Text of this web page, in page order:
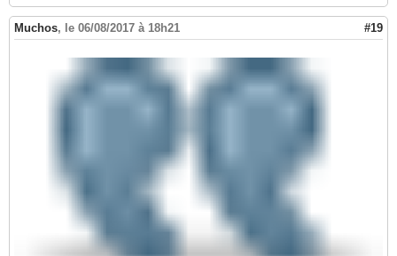
Muchos, le 06/08/2017 à 18h21 #19